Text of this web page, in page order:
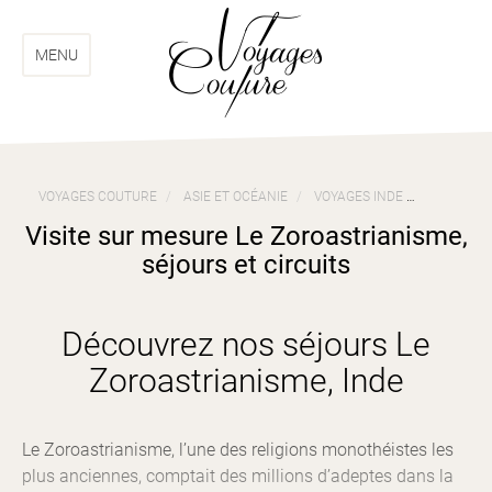
menu
contenuMENU
VOYAGES COUTURE ASIE ET OCÉANIE VOYAGES INDE
Visite sur mesure Le Zoroastrianisme,
séjours et circuits
Découvrez nos séjours Le
Zoroastrianisme, Inde
Le Zoroastrianisme, l’une des religions monothéistes les
plus anciennes, comptait des millions d’adeptes dans la